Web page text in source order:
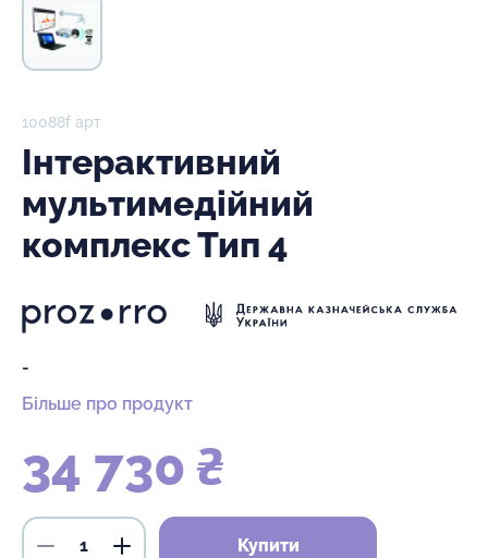
10088f арт
Інтерактивний
мультимедійний
комплекс Тип 4
-
Більше про продукт
34 730 ₴
Купити